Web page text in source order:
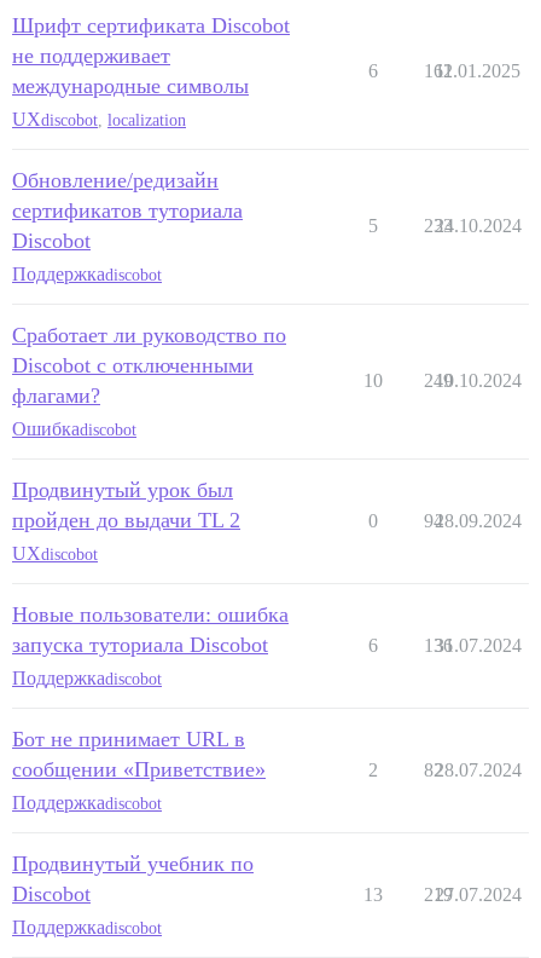
Шрифт сертификата Discobot
не поддерживает
международные символы
UXdiscobot localization
6 162
11.01.2025
Обновление/редизайн
сертификатов туториала
Discobot
Поддержкаdiscobot
5 233
24.10.2024
Сработает ли руководство по
Discobot с отключенными
флагами?
Ошибкаdiscobot
10 249
10.10.2024
Продвинутый урок был
пройден до выдачи TL 2
UXdiscobot
0 9428.09.2024
Новые пользователи: ошибка
запуска туториала Discobot
Поддержкаdiscobot
6 136
31.07.2024
Бот не принимает URL в
сообщении «Приветствие»
Поддержкаdiscobot
2 8228.07.2024
Продвинутый учебник по
Discobot
Поддержкаdiscobot
13 219
27.07.2024